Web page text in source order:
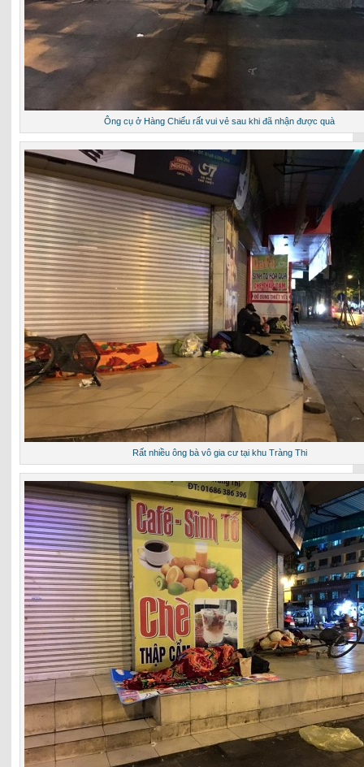
Ông cụ ở Hàng Chiếu rất vui vẻ sau khi đã nhận được quà
Rất nhiều ông bà vô gia cư tại khu Tràng Thi